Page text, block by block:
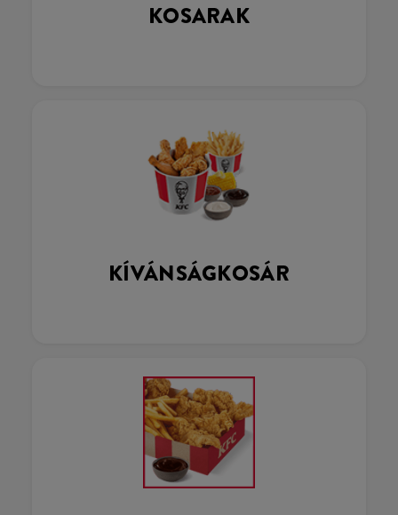
KOSARAK
KÍVÁNSÁGKOSÁR